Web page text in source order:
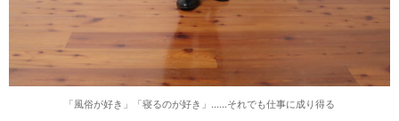
「風俗が好き」「寝るのが好き」……それでも仕事に成り得る